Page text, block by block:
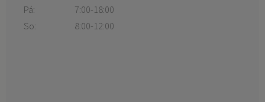
Pá:
7:00-18:00
So:
8:00-12:00